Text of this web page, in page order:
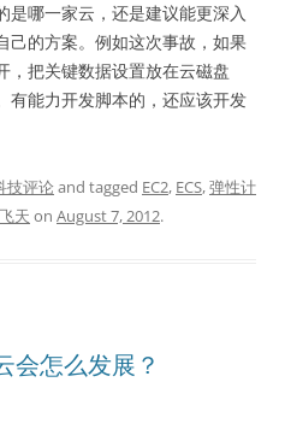
哪一家云，还是建议能更深入
己的方案。例如这次事故，如果
，把关键数据设置放在云磁盘
有能力开发脚本的，还应该开发
技评论and tagged EC2, ECS,弹性计
飞天 on August 7, 2012.
会怎么发展？